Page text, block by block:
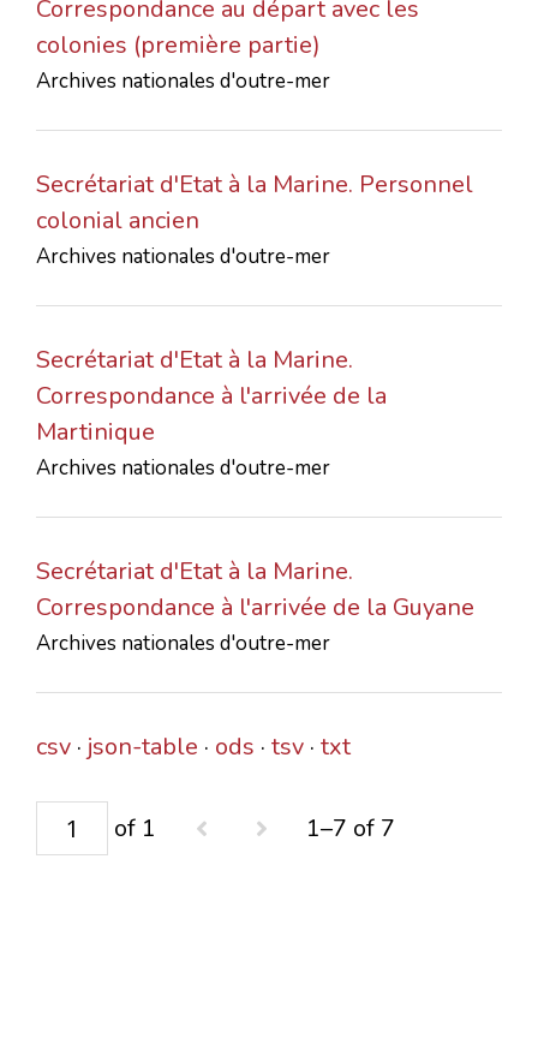
Correspondance au départ avec les
colonies (première partie)
Archives nationales d'outre-mer
Secrétariat d'Etat à la Marine. Personnel
colonial ancien
Archives nationales d'outre-mer
Secrétariat d'Etat à la Marine.
Correspondance à l'arrivée de la
Martinique
Archives nationales d'outre-mer
Secrétariat d'Etat à la Marine.
Correspondance à l'arrivée de la Guyane
Archives nationales d'outre-mer
csv json-table ods tsv txt
of 1 1–7 of 7